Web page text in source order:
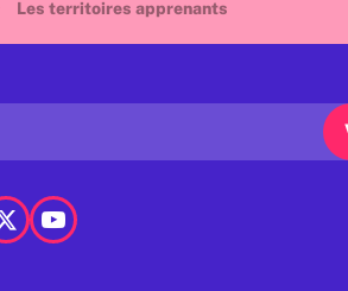
Les territoires apprenants